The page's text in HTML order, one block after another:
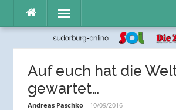
Inhalt
Menü
Auf euch hat die
gewartet…
Andreas Paschko 10/09/2016